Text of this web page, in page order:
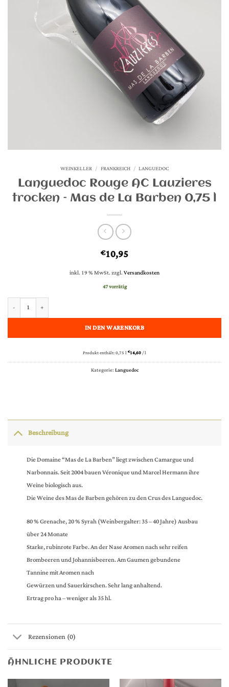
WEINKELLER / FRANKREICH / LANGUEDOC
Languedoc Rouge AC Lauzieres
trocken – Mas de La Barben 0,75 l
€10,95
inkl. 19 % MwSt.zzgl.Versandkosten
47 vorrätig
Languedoc Rouge AC Lauzieres trocken - Mas de La Barben 0,75 l Menge
IN DEN WARENKORB
Produkt enthält: 0,75l €14,60/l
Kategorie:Languedoc
Beschreibung
Die Domaine “Mas de La Barben” liegt zwischen Camargue und
Narbonnais. Seit 2004 bauen Véronique und Marcel Hermann ihre
Weine biologisch aus.
Die Weine des Mas de Barben gehören zu den Crus des Languedoc.
80 % Grenache, 20 % Syrah (Weinbergalter: 35 – 40 Jahre) Ausbau
über 24 Monate
Starke, rubinrote Farbe. An der Nase Aromen nach sehr reifen
Brombeeren und Johannisbeeren. Am Gaumen gebundene
Tannine mit Aromen nach
Gewürzen und Sauerkirschen. Sehr lang anhaltend.
Ertrag pro ha – weniger als 35 hl.
Rezensionen (0)
ÄHNLICHE PRODUKTE